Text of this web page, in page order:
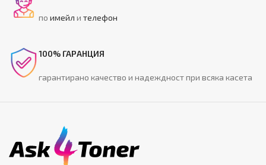
поимейл ителефон
100% ГАРАНЦИЯ
гарантирано качество и надеждност при всяка касета